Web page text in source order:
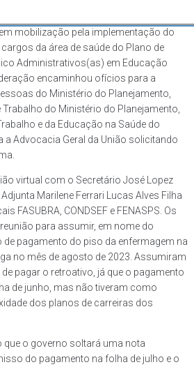
mobilização pela implementação do
da área de saúde do Plano de
Administrativos(as) em Educação
encaminhou ofícios para a
do Ministério do Planejamento,
Trabalho do Ministério do Planejamento,
e da Educação na Saúde do
a Advocacia Geral da União solicitando
virtual com o Secretário José Lopez
Marilene Ferrari Lucas Alves Filha
FASUBRA, CONDSEF e FENASPS. Os
para assumir, em nome do
pagamento do piso da enfermagem na
no mês de agosto de 2023. Assumiram
pagar o retroativo, já que o pagamento
de junho, mas não tiveram como
dos planos de carreiras dos
que o governo soltará uma nota
do pagamento na folha de julho e o